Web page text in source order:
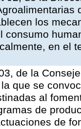
los
consumo
en el
de la
que se
al
de
de